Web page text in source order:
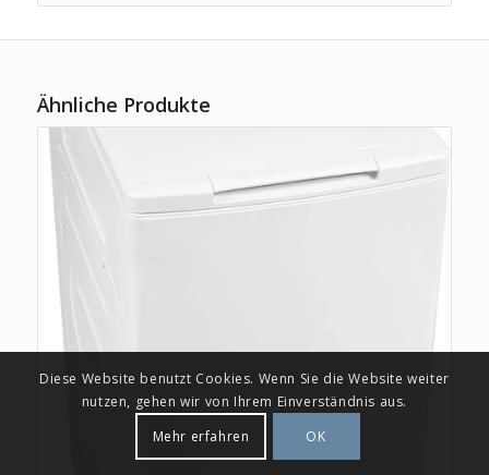
Ähnliche Produkte
Diese Website benutzt Cookies. Wenn Sie die Website weiter
nutzen, gehen wir von Ihrem Einverständnis aus.
Mehr erfahren
OK